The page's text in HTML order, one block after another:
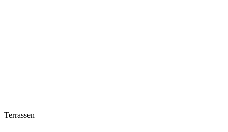
Terrassen